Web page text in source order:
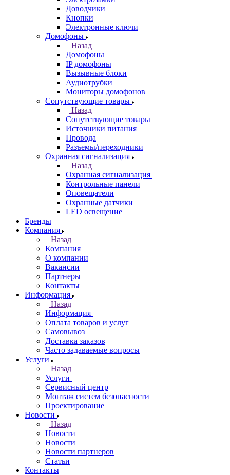
Доводчики
Кнопки
Электронные ключи
Домофоны
Назад
Домофоны
IP домофоны
Вызывные блоки
Аудиотрубки
Мониторы домофонов
Сопутствующие товары
Назад
Сопутствующие товары
Источники питания
Провода
Разъемы/переходники
Охранная сигнализация
Назад
Охранная сигнализация
Контрольные панели
Оповещатели
Охранные датчики
LED освещение
Бренды
Компания
Назад
Компания
О компании
Вакансии
Партнеры
Контакты
Информация
Назад
Информация
Оплата товаров и услуг
Самовывоз
Доставка заказов
Часто задаваемые вопросы
Услуги
Назад
Услуги
Сервисный центр
Монтаж систем безопасности
Проектирование
Новости
Назад
Новости
Новости
Новости партнеров
Статьи
Контакты